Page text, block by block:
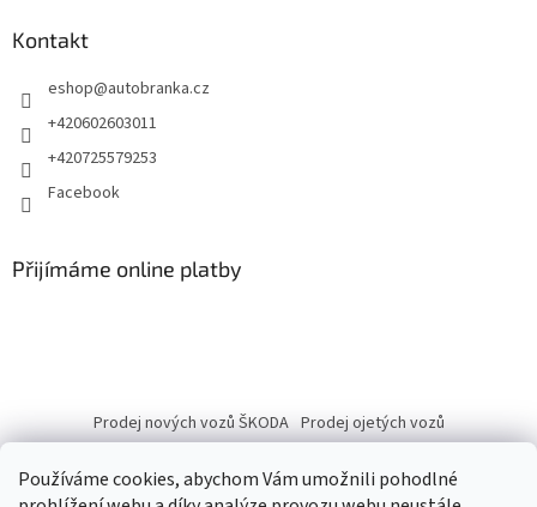
Používáme cookies, abychom Vám umožnili pohodlné
Kontakt
eshop@autobranka.cz
+420602603011
+420725579253
Facebook
Přijímáme online platby
Prodej nových vozů ŠKODA Prodej ojetých vozů